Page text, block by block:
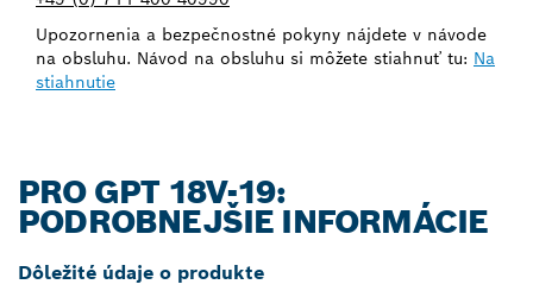
Upozornenia a bezpečnostné pokyny nájdete v návode
na obsluhu. Návod na obsluhu si môžete stiahnuť tu: Na
stiahnutie
PRO GPT 18V-19:
PODROBNEJŠIE INFORMÁCIE
Dôležité údaje o produkte